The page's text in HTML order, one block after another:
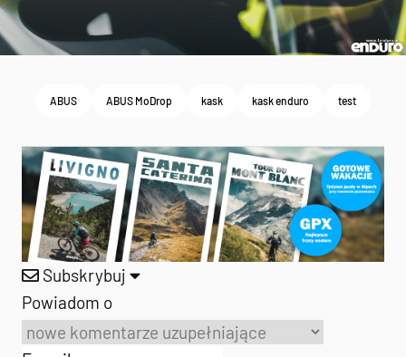
ABUS ABUS MoDrop kask kask enduro test
Subskrybuj
Powiadom o